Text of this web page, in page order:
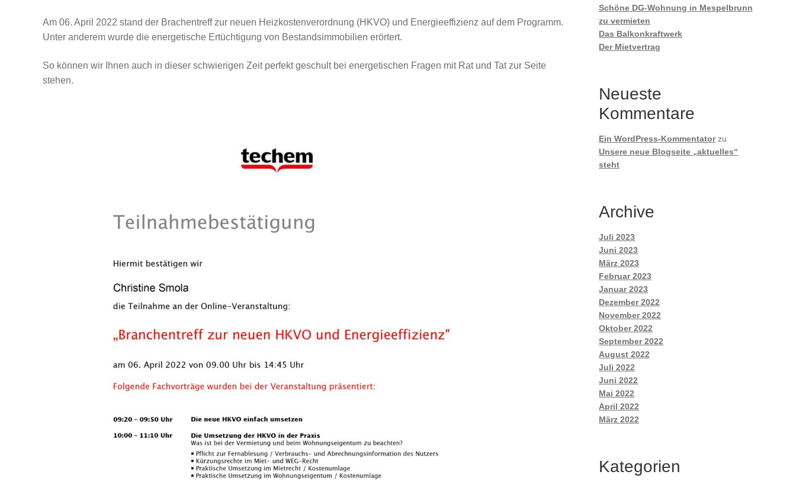
Am 06. April 2022 stand der Brachentreff zur neuen Heizkostenverordnung (HKVO) und Energieeffizienz auf dem Programm.
Unter anderem wurde die energetische Ertüchtigung von Bestandsimmobilien erörtert.
So können wir Ihnen auch in dieser schwierigen Zeit perfekt geschult bei energetischen Fragen mit Rat und Tat zur Seite
stehen.
Schöne DG-Wohnung in Mespelbrunn
zu vermieten
Das Balkonkraftwerk
Der Mietvertrag
Neueste
Kommentare
Ein WordPress-Kommentatorzu
Unsere neue Blogseite „aktuelles“
steht
Archive
Juli 2023
Juni 2023
März 2023
Februar 2023
Januar 2023
Dezember 2022
November 2022
Oktober 2022
September 2022
August 2022
Juli 2022
Juni 2022
Mai 2022
April 2022
März 2022
Kategorien